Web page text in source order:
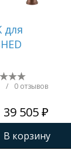
для
/ 0 отзывов
39 505 ₽
В корзину